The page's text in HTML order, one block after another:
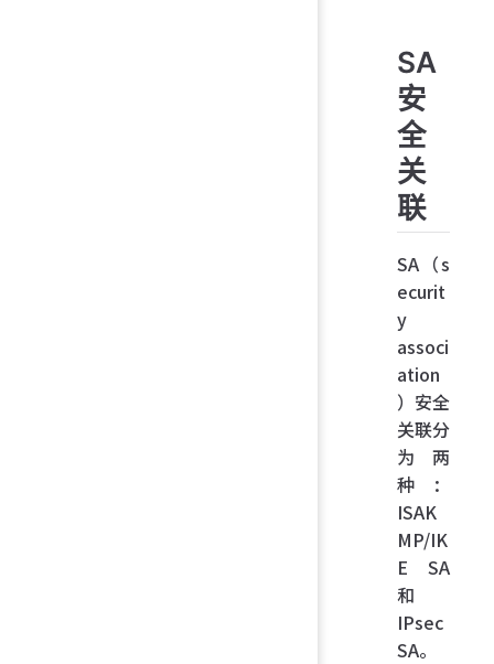
SA
安
全
关
联
SA（s
ecurit
y
associ
ation
）安全
关联分
为两
种：
ISAK
MP/IK
E SA
和
IPsec
SA。